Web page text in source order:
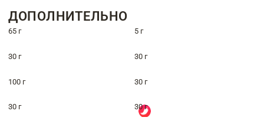
ДОПОЛНИТЕЛЬНО
65 г 5 г
30 г 30 г
100 г 30 г
30 г 30 г